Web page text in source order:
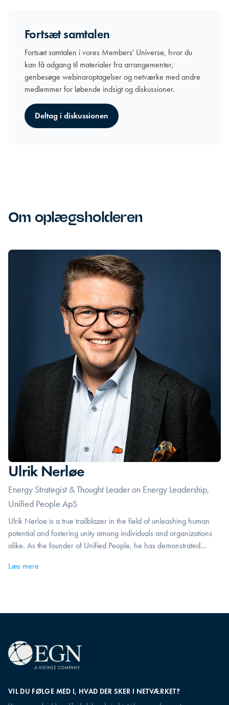
Fortsæt samtalen
Fortsæt samtalen i vores Members' Universe, hvor du
kan få adgang til materialer fra arrangementer,
genbesøge webinaroptagelser og netværke med andre
medlemmer for løbende indsigt og diskussioner.
Deltag i diskussionen
Om oplægsholderen
Ulrik Nerløe
Energy Strategist & Thought Leader on Energy Leadership,
Unified People ApS
Ulrik Nerloe is a true trailblazer in the field of unleashing human
potential and fostering unity among individuals and organizations
alike. As the founder of Unified People, he has demonstrated...
Læs mere
VIL DU FØLGE MED I, HVAD DER SKER I NETVÆRKET?